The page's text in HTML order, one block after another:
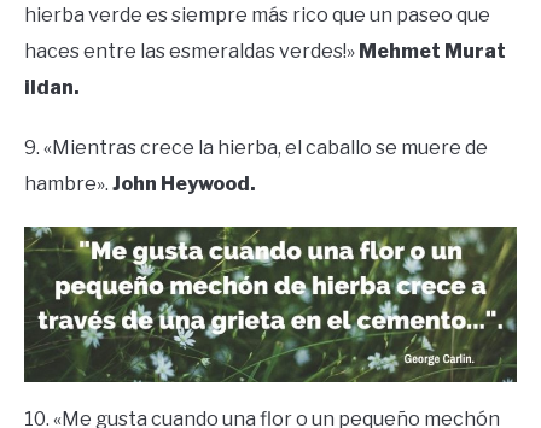
hierba verde es siempre más rico que un paseo que
haces entre las esmeraldas verdes!» Mehmet Murat
ildan.
9. «Mientras crece la hierba, el caballo se muere de
hambre». John Heywood.
10. «Me gusta cuando una flor o un pequeño mechón